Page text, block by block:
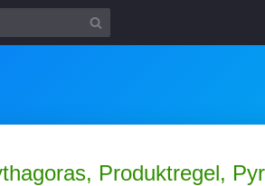
Produktregel,